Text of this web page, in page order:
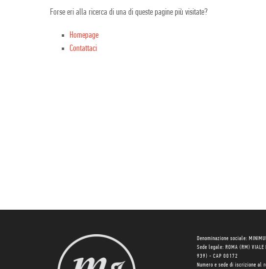
Forse eri alla ricerca di una di queste pagine più visitate?
Homepage
Contattaci
Denominazione sociale:
Sede legale: ROMA (RM) VIALE
939) - CAP 00172
Numero e sede di iscrizione al